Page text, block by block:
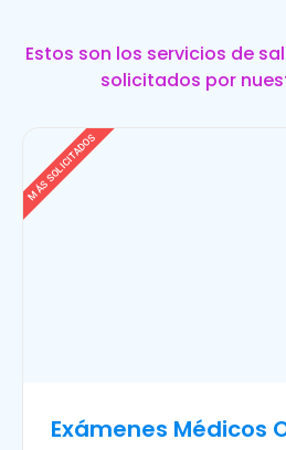
Estos son los servicios de
solicitados por
Exámenes Médicos
MÁS SOLICITADOS